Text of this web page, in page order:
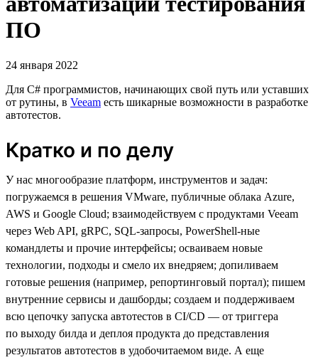
ПО
24 января 2022
Для C# программистов, начинающих свой путь или уставших
от рутины, в Veeam есть шикарные возможности в разработке
автотестов.
Кратко и по делу
У нас многообразие платформ, инструментов и задач:
погружаемся в решения VMware, публичные облака Azure,
AWS и Google Cloud; взаимодействуем с продуктами Veeam
через Web API, gRPC, SQL-запросы, PowerShell-ные
командлеты и прочие интерфейсы; осваиваем новые
технологии, подходы и смело их внедряем; допиливаем
готовые решения (например, репортинговый портал); пишем
внутренние сервисы и дашборды; создаем и поддерживаем
всю цепочку запуска автотестов в CI/CD — от триггера
по выходу билда и деплоя продукта до представления
результатов автотестов в удобочитаемом виде. А еще